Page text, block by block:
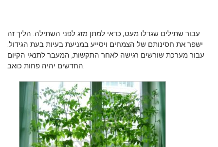
עבור שתילים שגדלו מעט, כדאי למתן מזג לפני השתילה. הליך זה
ישפר את חסינותם של הצמחים ויסייע במניעת בעיות בעת הגידול.
עבור מערכת שורשים רגישה לאחר התקשות, המעבר לתנאי הקיום
החדשים יהיה פחות כואב.